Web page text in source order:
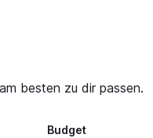
besten zu dir passen.
Budget